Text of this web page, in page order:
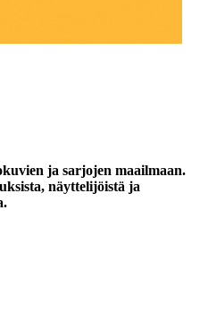
ja sarjojen maailmaan.
näyttelijöistä ja